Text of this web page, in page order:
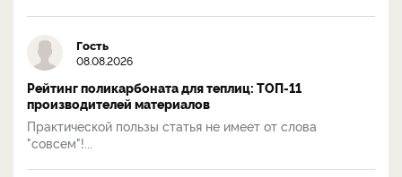
Гость
08.08.2026
Рейтинг поликарбоната для теплиц: ТОП-11
производителей материалов
Практической пользы статья не имеет от слова
"совсем"!...